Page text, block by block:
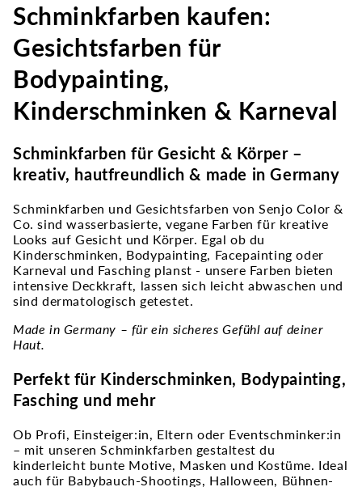
Schminkfarben kaufen:
Gesichtsfarben für
Bodypainting,
Kinderschminken & Karneval
Schminkfarben für Gesicht & Körper –
kreativ, hautfreundlich & made in Germany
Schminkfarben und Gesichtsfarben von Senjo Color &
Co. sind wasserbasierte, vegane Farben für kreative
Looks auf Gesicht und Körper. Egal ob du
Kinderschminken, Bodypainting, Facepainting oder
Karneval und Fasching planst - unsere Farben bieten
intensive Deckkraft, lassen sich leicht abwaschen und
sind dermatologisch getestet.
Made in Germany – für ein sicheres Gefühl auf deiner
Haut.
Perfekt für Kinderschminken, Bodypainting,
Fasching und mehr
Ob Profi, Einsteiger:in, Eltern oder Eventschminker:in
– mit unseren Schminkfarben gestaltest du
kinderleicht bunte Motive, Masken und Kostüme. Ideal
auch für Babybauch-Shootings, Halloween, Bühnen-